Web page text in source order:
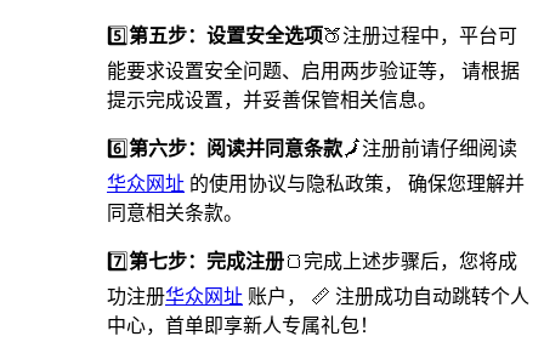
5️⃣第五步：设置安全选项🍑️注册过程中，平台可
能要求设置安全问题、启用两步验证等， 请根据
提示完成设置，并妥善保管相关信息。
6️⃣第六步：阅读并同意条款 🗾注册前请仔细阅读
华众网址 的使用协议与隐私政策， 确保您理解并
同意相关条款。
7️⃣第七步：完成注册🍞完成上述步骤后，您将成
功注册华众网址 账户， 📏 注册成功自动跳转个人
中心，首单即享新人专属礼包！